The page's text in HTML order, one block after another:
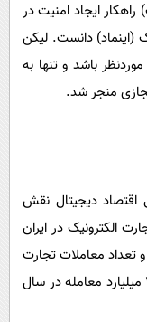
ایجاد امنیت در
(اینماد) دانست. لیکن
باشد و تنها به
منجر شد.
اقتصاد دیجیتال نقش
الکترونیک در ایران
رشد داشته و تعداد معاملات تجارت
الکترونیک از ۱.۶ میلیارد در سال ۱۳۹۸ به ۳.۹ میلیارد معامله در سال